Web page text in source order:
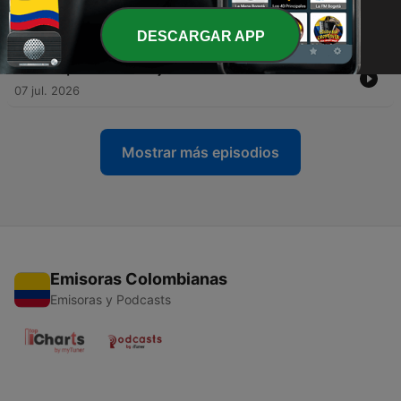
280 - 🏥 Hospitales con Historias de Terror 👻😨
16 jul. 2026
279 - 🔥 ¡Cacería de Brujas en Pleno 2026! 🧙‍♀️
07 jul. 2026
Mostrar más episodios
Emisoras Colombianas
Emisoras y Podcasts
DESCARGAR APP